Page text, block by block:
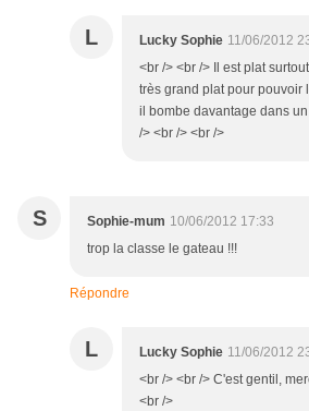
L Lucky Sophie 11/06/2012
<br /> <br /> Il est plat
très grand plat pour pouvoir
il bombe davantage dans
/> <br /> <br />
S Sophie-mum 10/06/2012 17:33
trop la classe le gateau !!!
Répondre
L Lucky Sophie 11/06/2012
<br /> <br /> C'est gentil,
<br />